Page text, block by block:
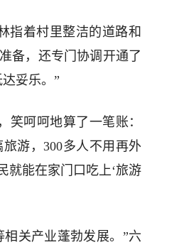
指着村里整洁的道路和
备，还专门协调开通了
妥乐。”
笑呵呵地算了一笔账：
游，300多人不用再外
就能在家门口吃上‘旅游
相关产业蓬勃发展。”六